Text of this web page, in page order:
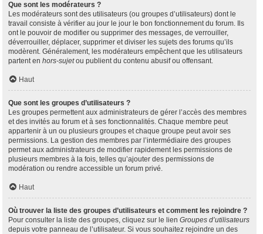
Que sont les modérateurs ?
Les modérateurs sont des utilisateurs (ou groupes d’utilisateurs) dont le
travail consiste à vérifier au jour le jour le bon fonctionnement du forum. Ils
ont le pouvoir de modifier ou supprimer des messages, de verrouiller,
déverrouiller, déplacer, supprimer et diviser les sujets des forums qu’ils
modèrent. Généralement, les modérateurs empêchent que les utilisateurs
partent en hors-sujetou publient du contenu abusif ou offensant.
Haut
Que sont les groupes d’utilisateurs ?
Les groupes permettent aux administrateurs de gérer l’accès des membres
et des invités au forum et à ses fonctionnalités. Chaque membre peut
appartenir à un ou plusieurs groupes et chaque groupe peut avoir ses
permissions. La gestion des membres par l’intermédiaire des groupes
permet aux administrateurs de modifier rapidement les permissions de
plusieurs membres à la fois, telles qu’ajouter des permissions de
modération ou rendre accessible un forum privé.
Haut
Où trouver la liste des groupes d’utilisateurs et comment les rejoindre ?
Pour consulter la liste des groupes, cliquez sur le lien Groupes d’utilisateurs
depuis votre panneau de l’utilisateur. Si vous souhaitez rejoindre un des